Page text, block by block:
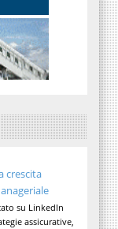
crescita
su LinkedIn
assicurative,